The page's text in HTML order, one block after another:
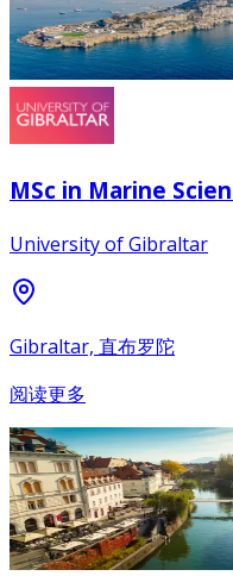
MSc in Marine
University of Gibraltar
Gibraltar, 直布罗陀
阅读更多